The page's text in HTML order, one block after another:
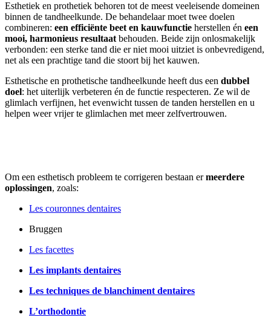
Esthetiek en prothetiek behoren tot de meest veeleisende domeinen
binnen de tandheelkunde. De behandelaar moet twee doelen
combineren: een efficiënte beet en kauwfunctie herstellen én een
mooi, harmonieus resultaat behouden. Beide zijn onlosmakelijk
verbonden: een sterke tand die er niet mooi uitziet is onbevredigend,
net als een prachtige tand die stoort bij het kauwen.
Esthetische en prothetische tandheelkunde heeft dus een dubbel
doel: het uiterlijk verbeteren én de functie respecteren. Ze wil de
glimlach verfijnen, het evenwicht tussen de tanden herstellen en u
helpen weer vrijer te glimlachen met meer zelfvertrouwen.
Om een esthetisch probleem te corrigeren bestaan ermeerdere
oplossingen, zoals:
Les couronnes dentaires
Bruggen
Les facettes
Les implants dentaires
Les techniques de blanchiment dentaires
L’orthodontie